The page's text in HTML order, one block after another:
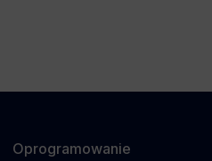
Oprogramowanie